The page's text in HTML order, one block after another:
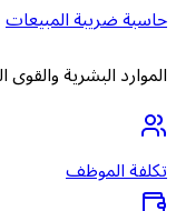
حاسبة ضريبة المبيعات
الموارد البشرية والقوى
تكلفة الموظف